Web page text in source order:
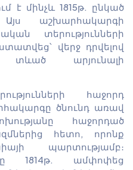
է մինչև 1815թ. ընկած
աշխարհակարգի
տերությունների
վերջ դրվելով
արյունալի
հաջորդ
ծնունդ առավ
հաջորդած
հետո, որոնք
պարտությամբ։
1814թ. ամփոփեց